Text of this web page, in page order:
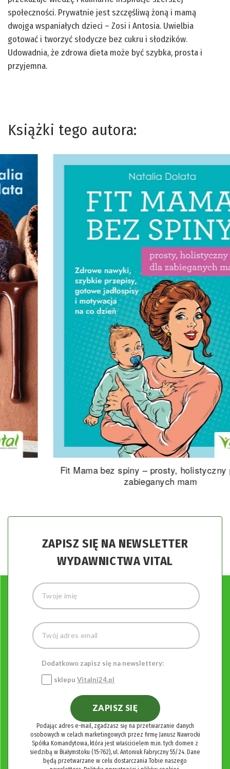
społeczności. Prywatnie jest szczęśliwą żoną i mamą
dwojga wspaniałych dzieci – Zosi i Antosia. Uwielbia
gotować i tworzyć słodycze bez cukru i słodzików.
Udowadnia, że zdrowa dieta może być szybka, prosta i
przyjemna.
Książki tego autora:
Fit Mama bez spiny – prosty, holistyczny plan dla
zabieganych mam
ZAPISZ SIĘ NA NEWSLETTER
WYDAWNICTWA VITAL
Dodatkowo zapisz się na newslettery:
sklepu Vitalni24.pl
ZAPISZ SIĘ
Podając adres e-mail, zgadzasz się na przetwarzanie danych
osobowych w celach marketingowych przez firmę Janusz Nawrocki
Spółka Komandytowa, która jest właścicielem m.in. tych domen z
siedzibą w Białymstoku (15-762), ul. Antoniuk Fabryczny 55/24. Dane
będą przetwarzane w celu dostarczania Tobie naszego